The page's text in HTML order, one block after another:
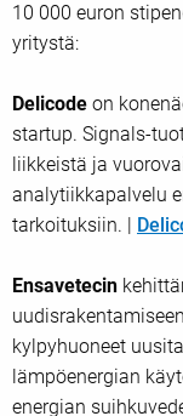
10 000 euron
yritystä:
Delicode on
startup. Signals-
liikkeistä ja
analytiikkapalvelu
tarkoituksiin. |
Ensavetecin
kylpyhuoneet
lämpöenergian
energian